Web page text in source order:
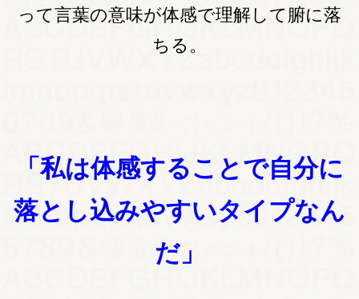
って言葉の意味が体感で理解して腑に落
ちる。
「私は体感することで自分に
落とし込みやすいタイプなん
だ」